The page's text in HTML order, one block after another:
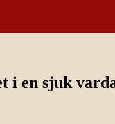
i en sjuk